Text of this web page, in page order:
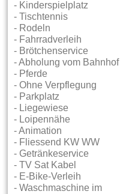
- Kinderspielplatz
- Tischtennis
- Rodeln
- Fahrradverleih
- Brötchenservice
- Abholung vom Bahnhof
- Pferde
- Ohne Verpflegung
- Parkplatz
- Liegewiese
- Loipennähe
- Animation
- Fliessend KW WW
- Getränkeservice
- TV Sat Kabel
- E-Bike-Verleih
- Waschmaschine im